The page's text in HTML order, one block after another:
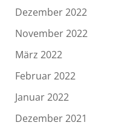
Dezember 2022
November 2022
März 2022
Februar 2022
Januar 2022
Dezember 2021